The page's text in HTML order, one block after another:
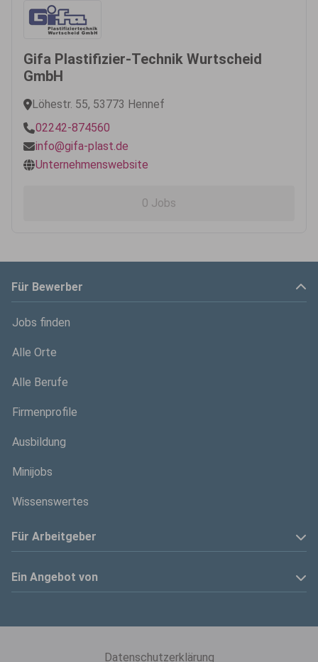
Gifa Plastifizier-Technik Wurtscheid
GmbH
Löhestr. 55, 53773 Hennef
02242-874560
info@gifa-plast.de
Unternehmenswebsite
0 Jobs
Für Bewerber
Jobs finden
Alle Orte
Alle Berufe
Firmenprofile
Ausbildung
Minijobs
Wissenswertes
Für Arbeitgeber
Anzeige schalten
Ein Angebot von
Datenschutzerklärung